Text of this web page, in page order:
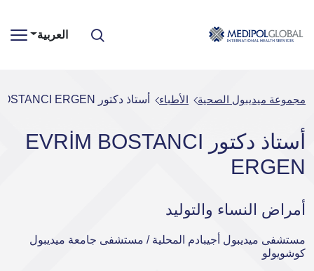
العربية
مجموعة ميديبول الصحية الأطباء أستاذ دكتور EVRİM BOSTANCI ERGEN
أستاذ دكتور EVRİM BOSTANCI
ERGEN
أمراض النساء والتوليد
مستشفى ميديبول أجيبادم المحلية / مستشفى جامعة ميديبول
كوشويولو